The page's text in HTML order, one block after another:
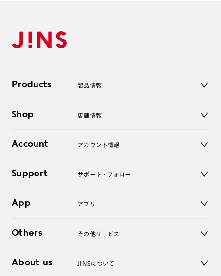
Products 製品情報
サングラス
コンタクトレンズ
アクセサリー
Shop 店舗情報
オンラインショップ
Account アカウント情報
ログアウト
Support サポート・フォロー
よくあるご質問
お問い合わせ
App アプリ
Others その他サービス
レンズ交換
About us JINSについて